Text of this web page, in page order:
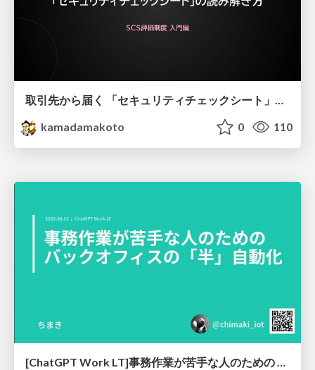
取引先から届く 「セキュリティチェックシート」の読み解き方
kamadamakoto
0 110
[ChatGPT Work LT]事務作業が苦手な人のための バックオフィスの「半」自動化